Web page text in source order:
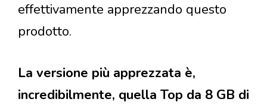
effettivamente apprezzando questo
prodotto.
La versione più apprezzata è,
incredibilmente, quella Top da 8 GB di